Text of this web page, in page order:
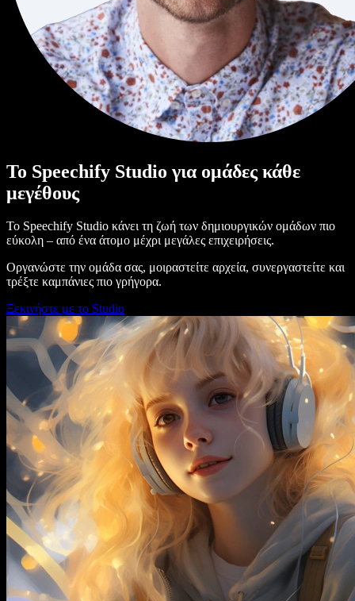
Το Speechify Studio για ομάδες κάθε
μεγέθους
Το Speechify Studio κάνει τη ζωή των δημιουργικών ομάδων πιο
εύκολη – από ένα άτομο μέχρι μεγάλες επιχειρήσεις.
Οργανώστε την ομάδα σας, μοιραστείτε αρχεία, συνεργαστείτε και
τρέξτε καμπάνιες πιο γρήγορα.
Ξεκινήστε με το Studio